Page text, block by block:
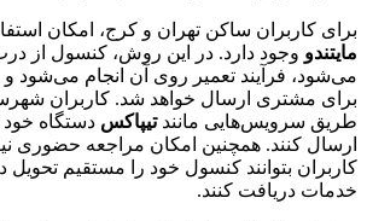
برای کاربران ساکن تهران و کرج، امکان
مایتندو وجود دارد. در این روش، کنسول از
می‌شود، فرآیند تعمیر روی آن انجام می‌شود
برای مشتری ارسال خواهد شد. کاربران
طریق سرویس‌هایی مانندتیپاکس دستگاه خود
ارسال کنند. همچنین امکان مراجعه حضوری
کاربران بتوانند کنسول خود را مستقیم تحویل
خدمات دریافت کنند.